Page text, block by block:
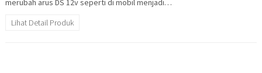
merubah arus DS 12v seperti di mobil menjadi…
Lihat Detail Produk